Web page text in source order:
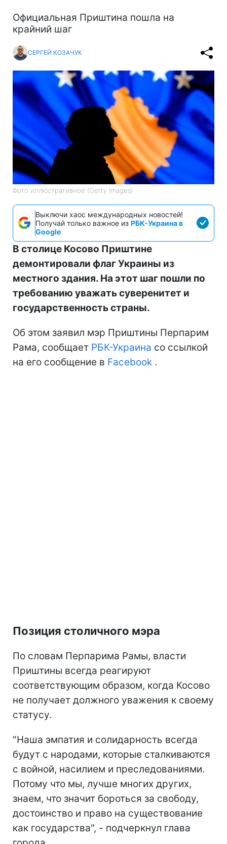
Официальная Приштина пошла на
крайний шаг
СЕРГЕЙ КОЗАЧУК
Фото иллюстративное (Getty Images)
Выключи хаос международных новостей!
Получай только важное из РБК-Украина в
Google
В столице Косово Приштине
демонтировали флаг Украины из
местного здания. На этот шаг пошли по
требованию уважать суверенитет и
государственность страны.
Об этом заявил мэр Приштины Перпарим
Рама, сообщает РБК-Украина со ссылкой
на его сообщение в Facebook .
Позиция столичного мэра
По словам Перпарима Рамы, власти
Приштины всегда реагируют
соответствующим образом, когда Косово
не получает должного уважения к своему
статусу.
"Наша эмпатия и солидарность всегда
будут с народами, которые сталкиваются
с войной, насилием и преследованиями.
Потому что мы, лучше многих других,
знаем, что значит бороться за свободу,
достоинство и право на существование
как государства", - подчеркнул глава